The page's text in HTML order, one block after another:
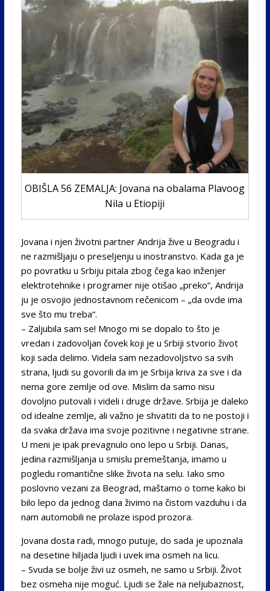
OBIŠLA 56 ZEMALJA: Jovana na obalama Plavoog
Nila u Etiopiji
Jovana i njen životni partner Andrija žive u Beogradu i
ne razmišljaju o preseljenju u inostranstvo. Kada ga je
po povratku u Srbiju pitala zbog čega kao inženjer
elektrotehnike i programer nije otišao „preko“, Andrija
ju je osvojio jednostavnom rečenicom – „da ovde ima
sve što mu treba“.
– Zaljubila sam se! Mnogo mi se dopalo to što je
vredan i zadovoljan čovek koji je u Srbiji stvorio život
koji sada delimo. Videla sam nezadovoljstvo sa svih
strana, ljudi su govorili da im je Srbija kriva za sve i da
nema gore zemlje od ove. Mislim da samo nisu
dovoljno putovali i videli i druge države. Srbija je daleko
od idealne zemlje, ali važno je shvatiti da to ne postoji i
da svaka država ima svoje pozitivne i negativne strane.
U meni je ipak prevagnulo ono lepo u Srbiji. Danas,
jedina razmišljanja u smislu premeštanja, imamo u
pogledu romantične slike života na selu. Iako smo
poslovno vezani za Beograd, maštamo o tome kako bi
bilo lepo da jednog dana živimo na čistom vazduhu i da
nam automobili ne prolaze ispod prozora.
Jovana dosta radi, mnogo putuje, do sada je upoznala
na desetine hiljada ljudi i uvek ima osmeh na licu.
– Svuda se bolje živi uz osmeh, ne samo u Srbiji. Život
bez osmeha nije moguć. Ljudi se žale na neljubaznost,